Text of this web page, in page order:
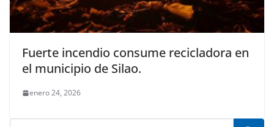
Fuerte incendio consume recicladora en
el municipio de Silao.
enero 24, 2026